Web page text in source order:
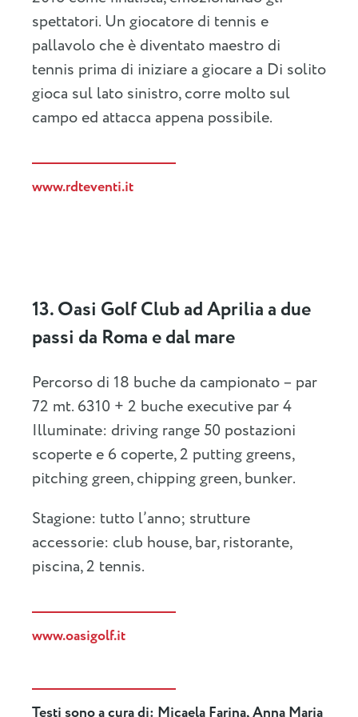
spettatori. Un giocatore di tennis e
pallavolo che è diventato maestro di
tennis prima di iniziare a giocare a Di solito
gioca sul lato sinistro, corre molto sul
campo ed attacca appena possibile.
www.rdteventi.it
13. Oasi Golf Club ad Aprilia a due
passi da Roma e dal mare
Percorso di 18 buche da campionato – par
72 mt. 6310 + 2 buche executive par 4
Illuminate: driving range 50 postazioni
scoperte e 6 coperte, 2 putting greens,
pitching green, chipping green, bunker.
Stagione: tutto l’anno; strutture
accessorie: club house, bar, ristorante,
piscina, 2 tennis.
www.oasigolf.it